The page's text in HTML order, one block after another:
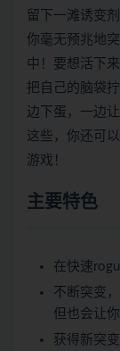
留下一滩诱变
你毫无预兆地
中！要想活下
把自己的脑袋
边下蛋，一边
这些，你还可
游戏！
主要特色
在快速
不断突变
但也会让
获得新突